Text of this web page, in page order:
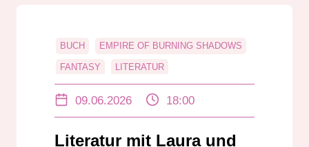
BUCH EMPIRE OF BURNING SHADOWS
FANTASY LITERATUR
RADIO DARMSTADT
09.06.2026 18:00
Literatur mit Laura und